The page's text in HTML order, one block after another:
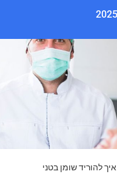
איך להוריד שומן בטני